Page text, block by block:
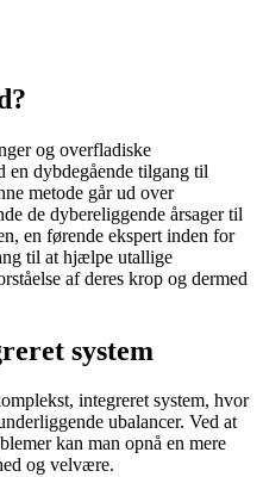
og overfladiske
en dybdegående tilgang til
metode går ud over
de dybereliggende årsager til
en førende ekspert inden for
til at hjælpe utallige
af deres krop og dermed
system
integreret system, hvor
ubalancer. Ved at
kan man opnå en mere
og velvære.